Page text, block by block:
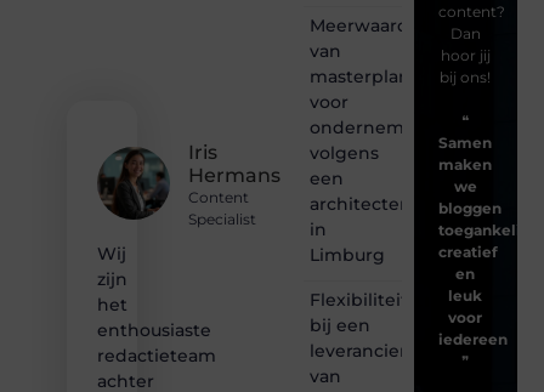
Iris
Hermans
Content
Specialist
Wij
zijn
het
enthousiaste
redactieteam
achter
Meerwaarde
van
masterplanning
voor
ondernemingen
volgens
een
architectenbureau
in
Limburg
Flexibiliteit
bij een
leverancier
van
content?
Dan
hoor jij
bij ons!
❝
Samen
maken
we
bloggen
toegankelijk,
creatief
en
leuk
voor
iedereen
❞